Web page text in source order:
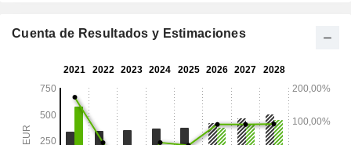
Cuenta de Resultados y Estimaciones